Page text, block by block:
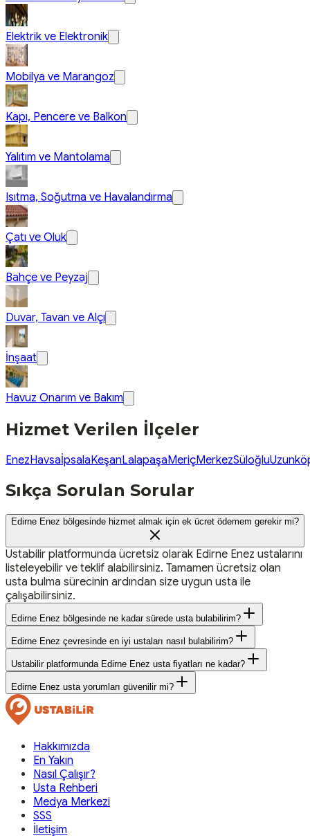
Elektrik ve Elektronik
Mobilya ve Marangoz
Kapı, Pencere ve Balkon
Yalıtım ve Mantolama
Isıtma, Soğutma ve Havalandırma
Çatı ve Oluk
Bahçe ve Peyzaj
Duvar, Tavan ve Alçı
İnşaat
Havuz Onarım ve Bakım
Hizmet Verilen İlçeler
EnezHavsaİpsalaKeşanLalapaşaMeriçMerkezSüloğlu
Sıkça Sorulan Sorular
Edirne Enez bölgesinde hizmet almak için ek ücret ödemem gerekir mi?
Ustabilir platformunda ücretsiz olarak Edirne Enez ustalarını
listeleyebilir ve teklif alabilirsiniz. Tamamen ücretsiz olan
usta bulma sürecinin ardından size uygun usta ile
çalışabilirsiniz.
Edirne Enez bölgesinde ne kadar sürede usta bulabilirim?
Edirne Enez çevresinde en iyi ustaları nasıl bulabilirim?
Ustabilir platformunda Edirne Enez usta fiyatları ne kadar?
Edirne Enez usta yorumları güvenilir mi?
Hakkımızda
En Yakın
Nasıl Çalışır?
Usta Rehberi
Medya Merkezi
SSS
İletişim